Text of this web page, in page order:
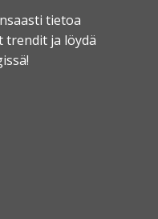
tietoa
trendit ja löydä